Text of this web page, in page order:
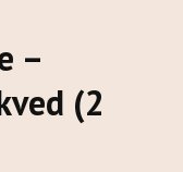
–
(2